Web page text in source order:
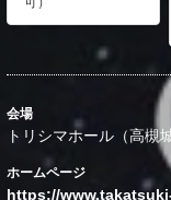
会場
トリシマホール（高槻
ホームページ
https://